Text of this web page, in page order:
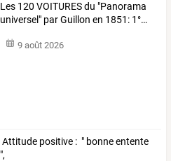
Les 120 VOITURESdu "Panorama
universel" parGuillon en 1851: 1°…
9 août 2026
Attitude positive : " bonne entente
",